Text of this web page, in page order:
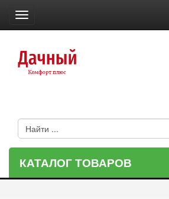
Toggle
navigation
КАТАЛОГ ТОВАРОВ